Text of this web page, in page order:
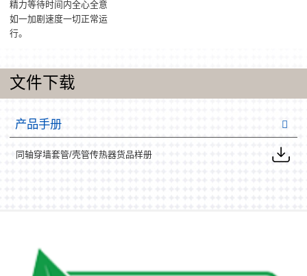
精力等待时间内全心全意
如一加剧速度一切正常运
行。
文件下载
产品手册
同轴穿墙套管/壳管传热器货品样册